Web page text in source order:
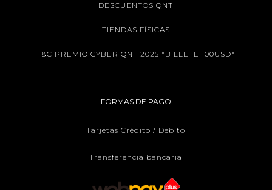
DESCUENTOS QNT
TIENDAS FÍSICAS
T&C PREMIO CYBER QNT 2025 "BILLETE 100USD"
FORMAS DE PAGO
Tarjetas Crédito / Débito
Transferencia bancaria